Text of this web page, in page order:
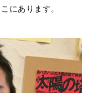
にあります。